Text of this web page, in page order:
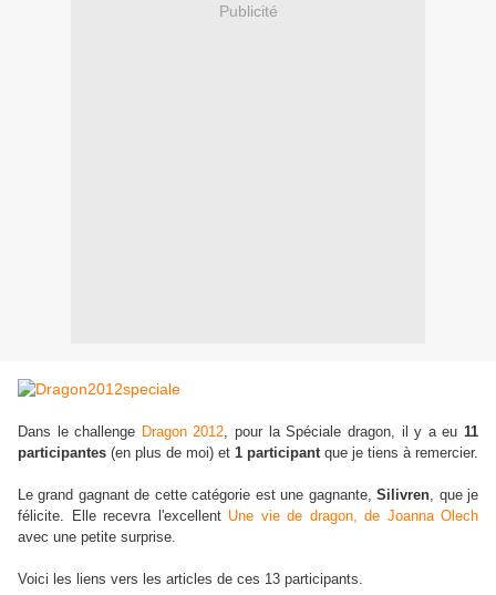
Publicité
Dans le challenge Dragon 2012, pour la Spéciale dragon, il y a eu11
participantes (en plus de moi) et 1 participantque je tiens à remercier.
Le grand gagnant de cette catégorie est une gagnante,Silivren, que je
félicite. Elle recevra l'excellent Une vie de dragon, de Joanna Olech
avec une petite surprise.
Voici les liens vers les articles de ces 13 participants.